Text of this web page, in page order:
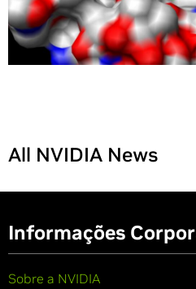
All NVIDIA News
Informações
Sobre a NVIDIA